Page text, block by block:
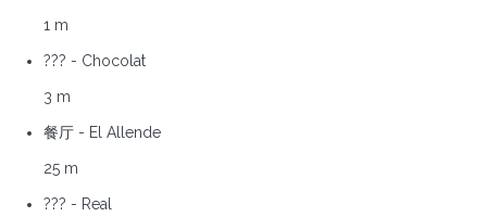
1 m
??? - Chocolat
3 m
餐厅 - El Allende
25 m
??? - Real